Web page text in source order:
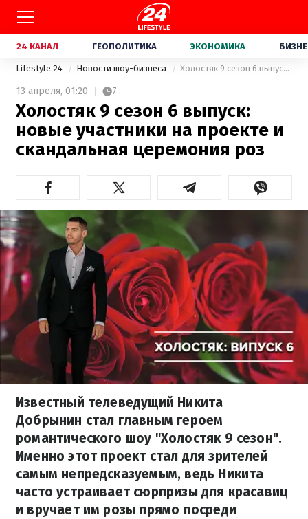
24 КАНАЛ ГЕОПОЛИТИКА ЭКОНОМИКА
Lifestyle 24 Новости шоу-бизнеса Холостяк 9 сезон 6 выпуск: новые участники на проекте и скандальная церемония роз
13 апреля, 01:20 7
Холостяк 9 сезон 6 выпуск:
новые участники на проекте и
скандальная церемония роз
Известный телеведущий Никита
Добрынин стал главным героем
романтического шоу "Холостяк 9 сезон".
Именно этот проект стал для зрителей
самым непредсказуемым, ведь Никита
часто устраивает сюрпризы для красавиц
и вручает им розы прямо посреди